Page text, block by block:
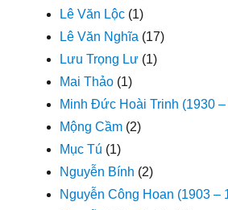
Lê Văn Lộc (1)
Lê Văn Nghĩa (17)
Lưu Trọng Lư (1)
Mai Thảo (1)
Minh Đức Hoài Trinh (1930 –
Mộng Cầm (2)
Mục Tú (1)
Nguyễn Bính (2)
Nguyễn Công Hoan (1903 –